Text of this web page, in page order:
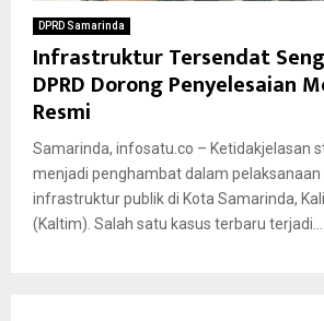
DPRD Samarinda
Infrastruktur Tersendat
DPRD Dorong Penyelesaian
Resmi
Samarinda, infosatu.co – Ketidakjelasan
menjadi penghambat dalam pelaksanaan
infrastruktur publik di Kota Samarinda,
(Kaltim). Salah satu kasus terbaru terjadi...